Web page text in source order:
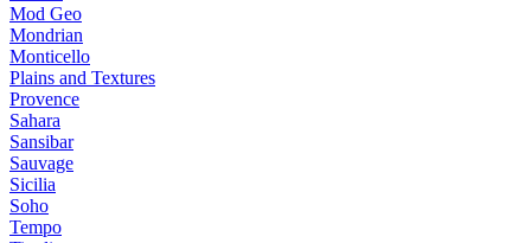
Mod Geo
Mondrian
Monticello
Plains and Textures
Provence
Sahara
Sansibar
Sauvage
Sicilia
Soho
Tempo